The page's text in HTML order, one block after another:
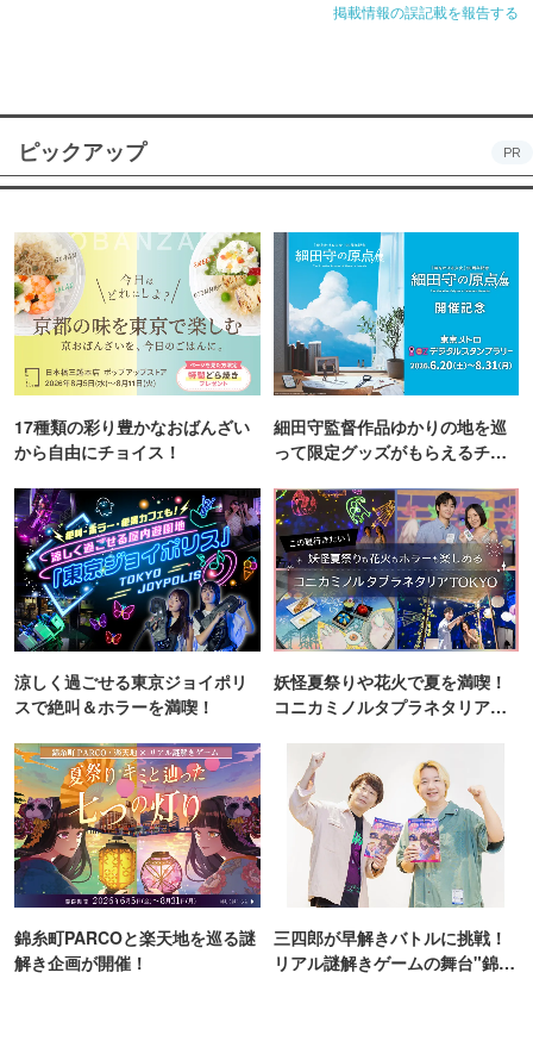
掲載情報の誤記載を報告する
ピックアップ PR
17種類の彩り豊かなおばんざい
から自由にチョイス！
細田守監督作品ゆかりの地を巡
って限定グッズがもらえるチャ
涼しく過ごせる東京ジョイポリ
スで絶叫＆ホラーを満喫！
妖怪夏祭りや花火で夏を満喫！
コニカミノルタプラネタリア
錦糸町PARCOと楽天地を巡る謎
解き企画が開催！
三四郎が早解きバトルに挑戦！
リアル謎解きゲームの舞台"錦糸